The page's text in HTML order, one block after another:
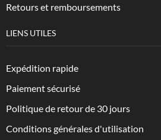
Retours et remboursements
LIENS UTILES
Expédition rapide
Paiement sécurisé
Politique de retour de 30 jours
Conditions générales d'utilisation